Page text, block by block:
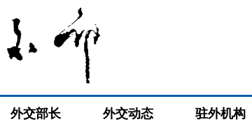
外交部长 外交动态 驻外机构